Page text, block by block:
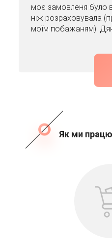
моє замовленя було
ніж розраховувала
моїм побажаням).
Як ми